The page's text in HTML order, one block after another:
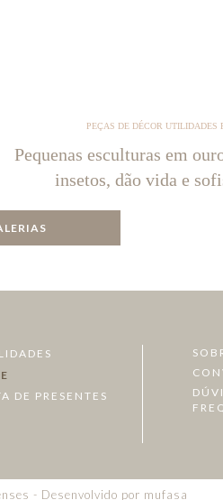
PEÇAS DE DÉCOR UTILIDADES
Pequenas esculturas em
insetos, dão vida e
DE PRESENTES
- Desenvolvido por mufasa